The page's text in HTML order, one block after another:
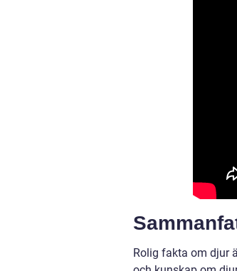
Rolig fakta om djur